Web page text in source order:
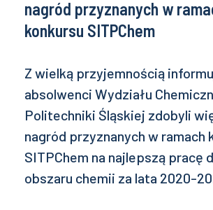
nagród przyznanych w
konkursu SITPChem
Z wielką przyjemnością
absolwenci Wydziału
Politechniki Śląskiej zdobyli
nagród przyznanych w ramach
SITPChem na najlepszą pracę
obszaru chemii za lata 2020-